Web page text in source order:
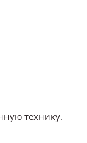
технику.